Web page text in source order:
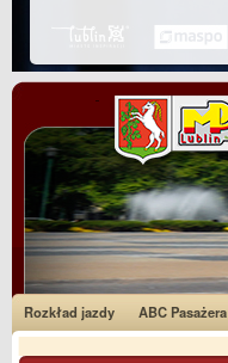
Rozkład jazdy ABC Pasażera